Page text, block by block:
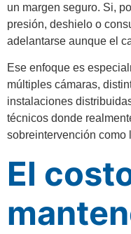
un margen seguro. Si,
presión, deshielo o
adelantarse aunque el
Ese enfoque es
múltiples cámaras,
instalaciones
técnicos donde
sobreintervención como
El